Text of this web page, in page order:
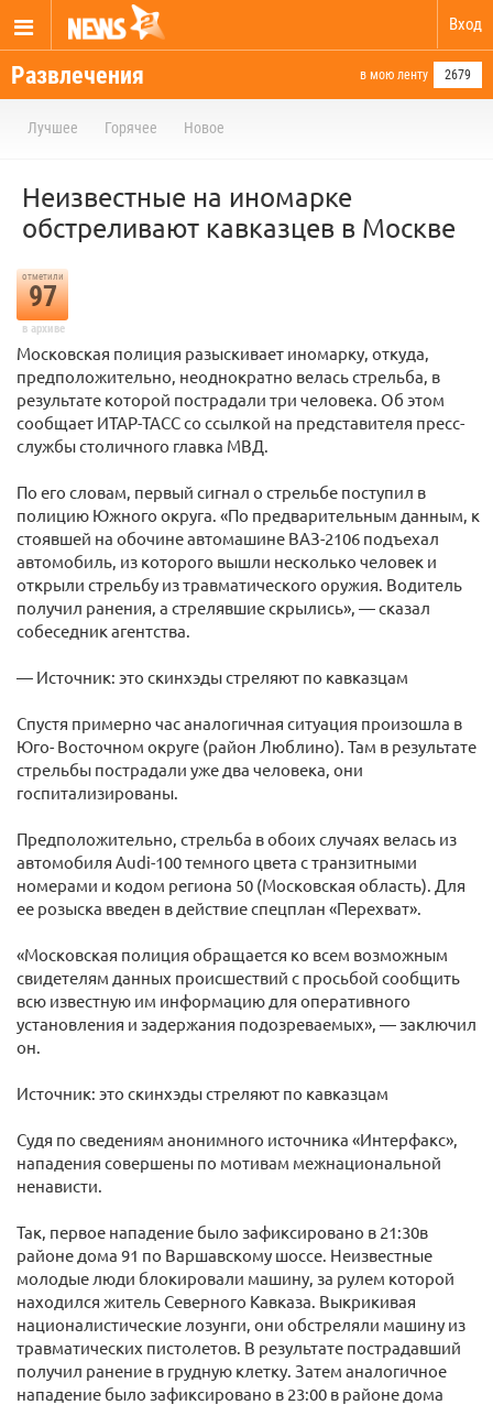
Вход
Развлечения в мою ленту 2679
Лучшее Горячее Новое
Неизвестные на иномарке
обстреливают кавказцев в Москве
отметили
97
в архиве
Московская полиция разыскивает иномарку, откуда,
предположительно, неоднократно велась стрельба, в
результате которой пострадали три человека. Об этом
сообщает ИТАР-ТАСС со ссылкой на представителя пресс-
службы столичного главка МВД.
По его словам, первый сигнал о стрельбе поступил в
полицию Южного округа. «По предварительным данным, к
стоявшей на обочине автомашине ВАЗ-2106 подъехал
автомобиль, из которого вышли несколько человек и
открыли стрельбу из травматического оружия. Водитель
получил ранения, а стрелявшие скрылись», — сказал
собеседник агентства.
— Источник: это скинхэды стреляют по кавказцам
Спустя примерно час аналогичная ситуация произошла в
Юго- Восточном округе (район Люблино). Там в результате
стрельбы пострадали уже два человека, они
госпитализированы.
Предположительно, стрельба в обоих случаях велась из
автомобиля Audi-100 темного цвета с транзитными
номерами и кодом региона 50 (Московская область). Для
ее розыска введен в действие спецплан «Перехват».
«Московская полиция обращается ко всем возможным
свидетелям данных происшествий с просьбой сообщить
всю известную им информацию для оперативного
установления и задержания подозреваемых», — заключил
он.
Источник: это скинхэды стреляют по кавказцам
Судя по сведениям анонимного источника «Интерфакс»,
нападения совершены по мотивам межнациональной
ненависти.
Так, первое нападение было зафиксировано в 21:30в
районе дома 91 по Варшавскому шоссе. Неизвестные
молодые люди блокировали машину, за рулем которой
находился житель Северного Кавказа. Выкрикивая
националистические лозунги, они обстреляли машину из
травматических пистолетов. В результате пострадавший
получил ранение в грудную клетку. Затем аналогичное
нападение было зафиксировано в 23:00 в районе дома